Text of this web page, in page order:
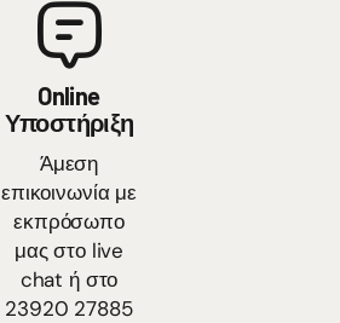
Online
Υποστήριξη
Άμεση
επικοινωνία με
εκπρόσωπο
μας στο live
chat ή στο
23920 27885